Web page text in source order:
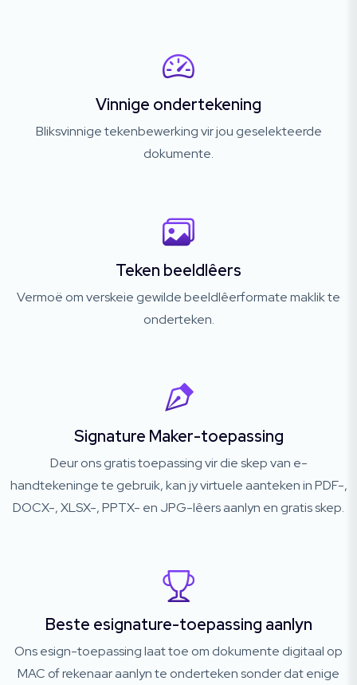
Vinnige ondertekening
Bliksvinnige tekenbewerking vir jou geselekteerde
dokumente.
Teken beeldlêers
Vermoë om verskeie gewilde beeldlêerformate maklik te
onderteken.
Signature Maker-toepassing
Deur ons gratis toepassing vir die skep van e-
handtekeninge te gebruik, kan jy virtuele aanteken in PDF-,
DOCX-, XLSX-, PPTX- en JPG-lêers aanlyn en gratis skep.
Beste esignature-toepassing aanlyn
Ons esign-toepassing laat toe om dokumente digitaal op
MAC of rekenaar aanlyn te onderteken sonder dat enige